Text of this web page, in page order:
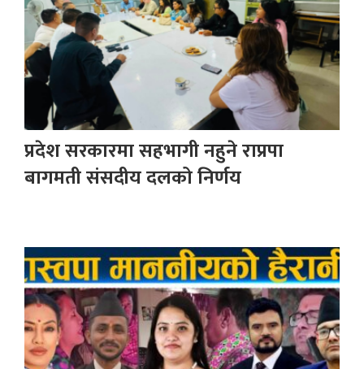
प्रदेश सरकारमा सहभागी नहुने राप्रपा
बागमती संसदीय दलको निर्णय